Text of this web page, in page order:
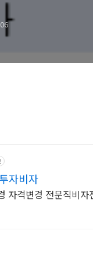
자비자
자격변경 전문직비